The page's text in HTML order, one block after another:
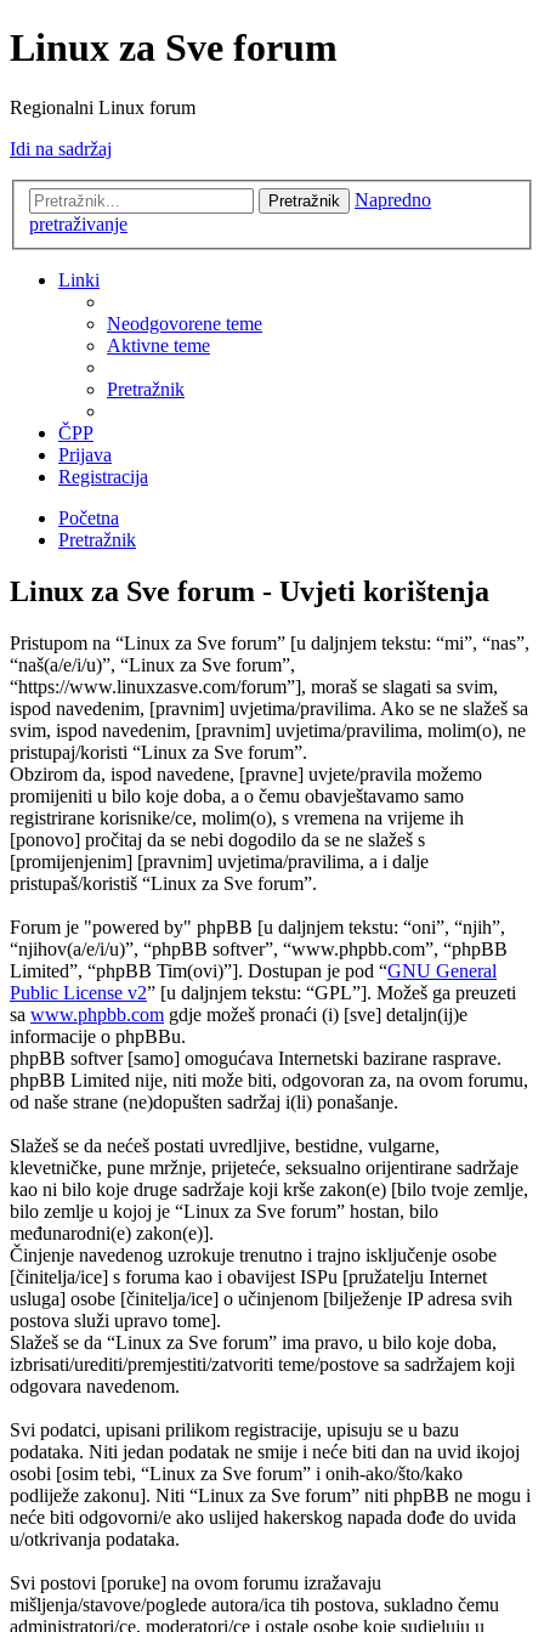
Linux za Sve forum
Regionalni Linux forum
Idi na sadržaj
Pretražnik
Napredno
pretraživanje
Linki
Neodgovorene teme
Aktivne teme
Pretražnik
ČPP
Prijava
Registracija
Početna
Pretražnik
Linux za Sve forum - Uvjeti korištenja
Pristupom na “Linux za Sve forum” [u daljnjem tekstu: “mi”, “nas”,
“naš(a/e/i/u)”, “Linux za Sve forum”,
“https://www.linuxzasve.com/forum”], moraš se slagati sa svim,
ispod navedenim, [pravnim] uvjetima/pravilima. Ako se ne slažeš sa
svim, ispod navedenim, [pravnim] uvjetima/pravilima, molim(o), ne
pristupaj/koristi “Linux za Sve forum”.
Obzirom da, ispod navedene, [pravne] uvjete/pravila možemo
promijeniti u bilo koje doba, a o čemu obavještavamo samo
registrirane korisnike/ce, molim(o), s vremena na vrijeme ih
[ponovo] pročitaj da se nebi dogodilo da se ne slažeš s
[promijenjenim] [pravnim] uvjetima/pravilima, a i dalje
pristupaš/koristiš “Linux za Sve forum”.
Forum je "powered by" phpBB [u daljnjem tekstu: “oni”, “njih”,
“njihov(a/e/i/u)”, “phpBB softver”, “www.phpbb.com”, “phpBB
Limited”, “phpBB Tim(ovi)”]. Dostupan je pod “GNU General
Public License v2” [u daljnjem tekstu: “GPL”]. Možeš ga preuzeti
sa www.phpbb.com gdje možeš pronaći (i) [sve] detaljn(ij)e
informacije o phpBBu.
phpBB softver [samo] omogućava Internetski bazirane rasprave.
phpBB Limited nije, niti može biti, odgovoran za, na ovom forumu,
od naše strane (ne)dopušten sadržaj i(li) ponašanje.
Slažeš se da nećeš postati uvredljive, bestidne, vulgarne,
klevetničke, pune mržnje, prijeteće, seksualno orijentirane sadržaje
kao ni bilo koje druge sadržaje koji krše zakon(e) [bilo tvoje zemlje,
bilo zemlje u kojoj je “Linux za Sve forum” hostan, bilo
međunarodni(e) zakon(e)].
Činjenje navedenog uzrokuje trenutno i trajno isključenje osobe
[činitelja/ice] s foruma kao i obavijest ISPu [pružatelju Internet
usluga] osobe [činitelja/ice] o učinjenom [bilježenje IP adresa svih
postova služi upravo tome].
Slažeš se da “Linux za Sve forum” ima pravo, u bilo koje doba,
izbrisati/urediti/premjestiti/zatvoriti teme/postove sa sadržajem koji
odgovara navedenom.
Svi podatci, upisani prilikom registracije, upisuju se u bazu
podataka. Niti jedan podatak ne smije i neće biti dan na uvid ikojoj
osobi [osim tebi, “Linux za Sve forum” i onih-ako/što/kako
podliježe zakonu]. Niti “Linux za Sve forum” niti phpBB ne mogu i
neće biti odgovorni/e ako uslijed hakerskog napada dođe do uvida
u/otkrivanja podataka.
Svi postovi [poruke] na ovom forumu izražavaju
mišljenja/stavove/poglede autora/ica tih postova, sukladno čemu
administratori/ce, moderatori/ce i ostale osobe koje sudjeluju u